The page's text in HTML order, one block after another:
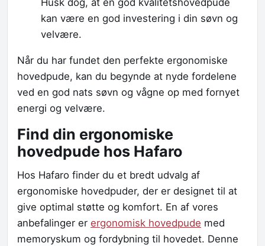
Husk dog, at en god kvalitetshovedpude
kan være en god investering i din søvn og
velvære.
Når du har fundet den perfekte ergonomiske
hovedpude, kan du begynde at nyde fordelene
ved en god nats søvn og vågne op med fornyet
energi og velvære.
Find din ergonomiske
hovedpude hos Hafaro
Hos Hafaro finder du et bredt udvalg af
ergonomiske hovedpuder, der er designet til at
give optimal støtte og komfort. En af vores
anbefalinger er ergonomisk hovedpude med
memoryskum og fordybning til hovedet. Denne